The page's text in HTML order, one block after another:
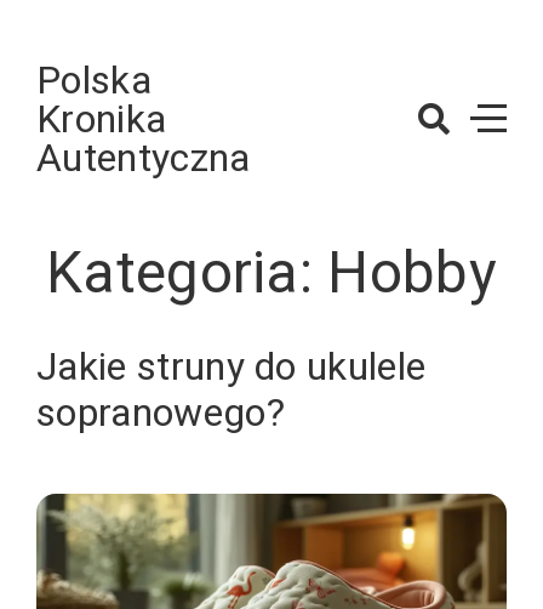
contentPolska
Kronika
Autentyczna
Kategoria: Hobby
Jakie struny do ukulele
sopranowego?